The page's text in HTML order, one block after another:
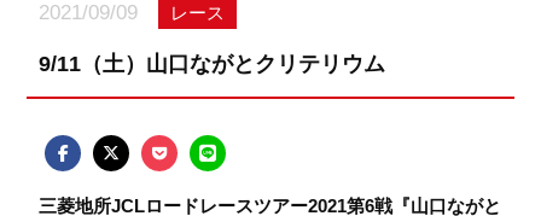
2021/09/09 レース
9/11（土）山口ながとクリテリウム
三菱地所JCLロードレースツアー2021第6戦『山口ながと